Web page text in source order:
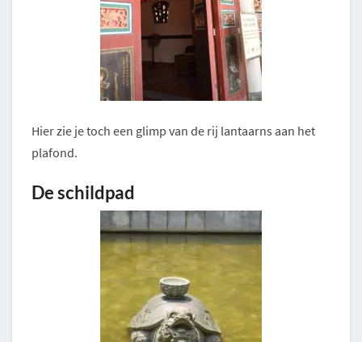
Hier zie je toch een glimp van de rij lantaarns aan het
plafond.
De schildpad